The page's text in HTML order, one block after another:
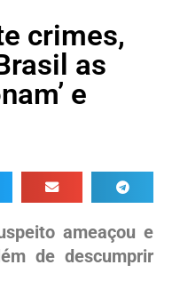
crimes,
as
e
ameaçou e
de descumprir